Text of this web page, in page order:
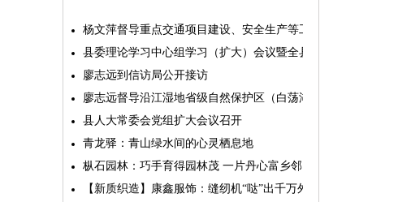
杨文萍督导重点交通项目建设、安全生产等工作
县委理论学习中心组学习（扩大）会议暨全县“两为”能力素质
廖志远到信访局公开接访
廖志远督导沿江湿地省级自然保护区（白荡湖片区）问题整改
县人大常委会党组扩大会议召开
青龙驿：青山绿水间的心灵栖息地
枞石园林：巧手育得园林茂 一片丹心富乡邻
【新质织造】康鑫服饰：缝纫机“哒”出千万外贸大生意